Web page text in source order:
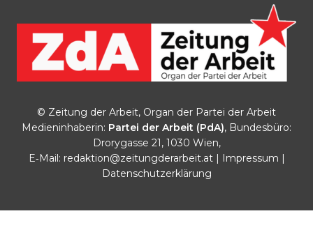
© Zeitung der Arbeit, Organ der Partei der Arbeit
Medieninhaberin: Partei der Arbeit (PdA), Bundesbüro:
Drorygasse 21, 1030 Wien,
E‑Mail: redaktion@zeitungderarbeit.at| Impressum |
Datenschutzerklärung